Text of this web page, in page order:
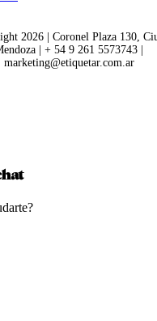
2026 | Coronel Plaza 130,
| + 54 9 261 5573743 |
marketing@etiquetar.com.ar